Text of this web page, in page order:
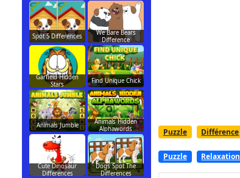
Puzzle Différence
Puzzle Relaxation
Spot 5 Differences
We Bare Bears
Difference
Garfield Hidden
Stars
Find Unique Chick
Animals Jumble
Animals Hidden
Alphawords
Cute Dinosaur
Differences
Dogs Spot The
Differences